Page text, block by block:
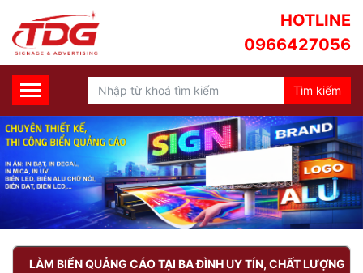
HOTLINE
0966427056
LÀM BIỂN QUẢNG CÁO TẠI BA ĐÌNH UY TÍN, CHẤT LƯỢNG